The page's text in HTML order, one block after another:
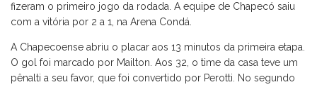
fizeram o primeiro jogo da rodada. A equipe de Chapecó saiu
com a vitória por 2 a 1, na Arena Condá.
A Chapecoense abriu o placar aos 13 minutos da primeira etapa.
O gol foi marcado por Mailton. Aos 32, o time da casa teve um
pênalti a seu favor, que foi convertido por Perotti. No segundo